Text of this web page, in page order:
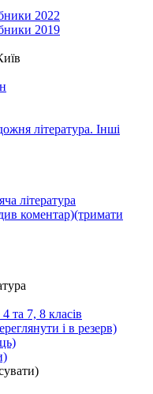
2022
2019
література. Інші
література
коментар)(тримати
та 7, 8 класів
і в резерв)